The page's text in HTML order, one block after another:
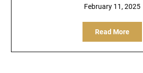
February 11, 2025
Read More